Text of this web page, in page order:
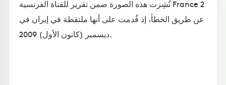
نُشِرت هذه الصورة ضمن تقرير للقناة الفرنسية France 2
عن طريق الخطأ، إذ قُدمت على أنها ملتقطة في إيران في
ديسمبر (كانون الأول) 2009.